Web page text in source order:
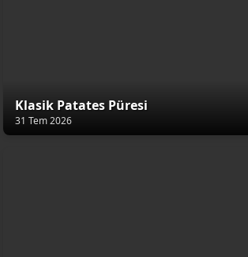
Klasik Patates Püresi
31 Tem 2026